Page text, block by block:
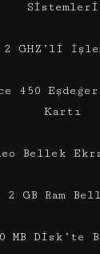
Sistemleri
2 GHZ’li
450
Kartı
Bellek
2 GB Ram
MB Disk’te